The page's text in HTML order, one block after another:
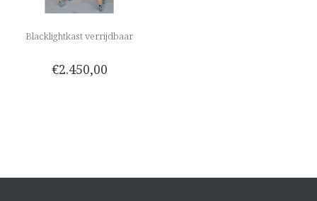
Blacklightkast verrijdbaar
€2.450,00